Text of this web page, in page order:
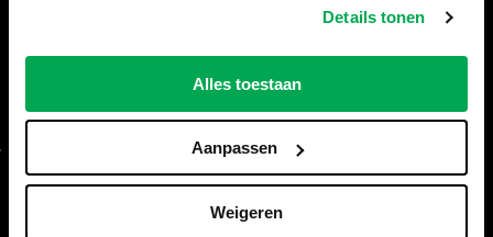
Details tonen
Alles toestaan
Aanpassen
Weigeren
Hulp nodig bij het bestellen?
Bel035-6013861, wij helpen je
graag verder.
Algemeen
Veelgestelde vragen (FAQ)